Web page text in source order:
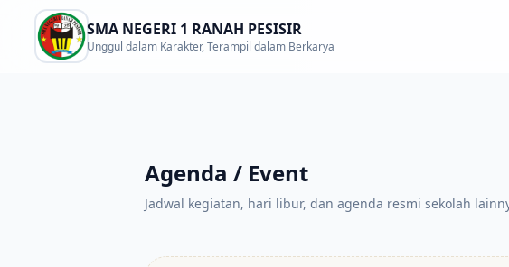
SMA NEGERI 1 RANAH PESISIR
Unggul dalam Karakter, Terampil dalam Berkarya
Agenda / Event
Jadwal kegiatan, hari libur, dan agenda resmi sekolah